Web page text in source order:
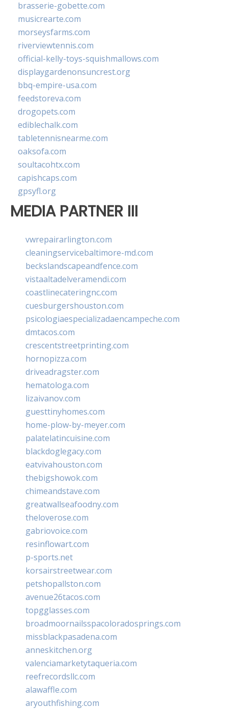
brasserie-gobette.com
musicrearte.com
morseysfarms.com
riverviewtennis.com
official-kelly-toys-squishmallows.com
displaygardenonsuncrest.org
bbq-empire-usa.com
feedstoreva.com
drogopets.com
ediblechalk.com
tabletennisnearme.com
oaksofa.com
soultacohtx.com
capishcaps.com
gpsyfl.org
MEDIA PARTNER III
vwrepairarlington.com
cleaningservicebaltimore-md.com
beckslandscapeandfence.com
vistaaltadelveramendi.com
coastlinecateringnc.com
cuesburgershouston.com
psicologiaespecializadaencampeche.com
dmtacos.com
crescentstreetprinting.com
hornopizza.com
driveadragster.com
hematologa.com
lizaivanov.com
guesttinyhomes.com
home-plow-by-meyer.com
palatelatincuisine.com
blackdoglegacy.com
eatvivahouston.com
thebigshowok.com
chimeandstave.com
greatwallseafoodny.com
theloverose.com
gabriovoice.com
resinflowart.com
p-sports.net
korsairstreetwear.com
petshopallston.com
avenue26tacos.com
topgglasses.com
broadmoornailsspacoloradosprings.com
missblackpasadena.com
anneskitchen.org
valenciamarketytaqueria.com
reefrecordsllc.com
alawaffle.com
aryouthfishing.com